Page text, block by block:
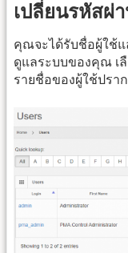
เปลี่ยนรหัสผ่
คุณจะได้รับชื่อผู้ใช้แ
ดูแลระบบของคุณ เลื
รายชื่อของผู้ใช้ปรา